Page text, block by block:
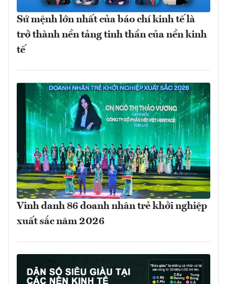
Sứ mệnh lớn nhất của báo chí kinh tế là
trở thành nền tảng tinh thần của nền kinh
tế
Vinh danh 86 doanh nhân trẻ khởi nghiệp
xuất sắc năm 2026